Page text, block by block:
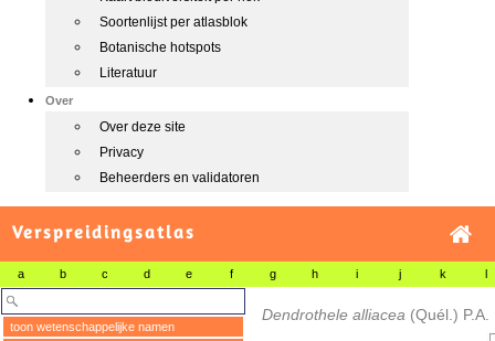
Soortenlijst per atlasblok
Botanische hotspots
Literatuur
Over
Over deze site
Privacy
Beheerders en validatoren
Verspreidingsatlas
a b c d e f g h i j k l
toon wetenschappelijke namen
Dendrothele alliacea (Quél.) P.A.